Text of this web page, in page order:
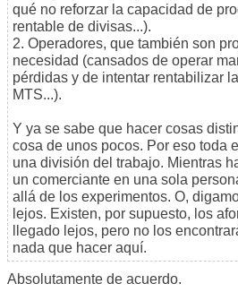
qué no reforzar la capacidad de
rentable de divisas...).
2. Operadores, que también son
necesidad (cansados de operar
pérdidas y de intentar rentabilizar
MTS...).
Y ya se sabe que hacer cosas
cosa de unos pocos. Por eso toda
una división del trabajo. Mientras
un comerciante en una sola
allá de los experimentos. O,
lejos. Existen, por supuesto, los
llegado lejos, pero no los
nada que hacer aquí.
Absolutamente de acuerdo.